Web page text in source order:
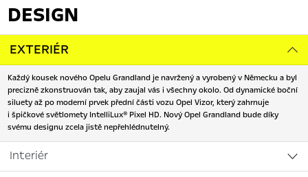
DESIGN
EXTERIÉR
Každý kousek nového Opelu Grandland je navržený a vyrobený v Německu a byl
precizně zkonstruován tak, aby zaujal vás i všechny okolo. Od dynamické boční
siluety až po moderní prvek přední části vozu Opel Vizor, který zahrnuje
i špičkové světlomety IntelliLux® Pixel HD. Nový Opel Grandland bude díky
svému designu zcela jistě nepřehlédnutelný.
Interiér